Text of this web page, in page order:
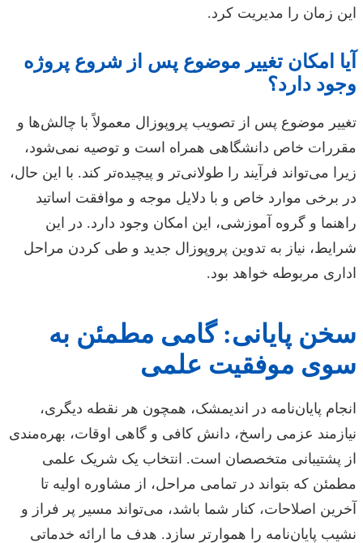
این زمان را مدیریت کرد.
آیا امکان تغییر موضوع پس از شروع پروژه
وجود دارد؟
تغییر موضوع پس از تصویب پروپوزال معمولاً با چالش‌ها و
مقررات خاص دانشگاهی همراه است و توصیه نمی‌شود،
زیرا می‌تواند فرآیند را طولانی‌تر و پیچیده‌تر کند. با این حال،
در برخی موارد خاص و با دلایل موجه و موافقت اساتید
راهنما و گروه آموزشی، این امکان وجود دارد. در این
شرایط، نیاز به تدوین پروپوزال جدید و طی کردن مراحل
اداری مربوطه خواهد بود.
سخن پایانی: گامی مطمئن به
سوی موفقیت علمی
انجام پایان‌نامه در اندیمشک، همچون هر نقطه دیگری،
نیازمند عزمی راسخ، دانش کافی و گاهی اوقات، بهره‌مندی
از پشتیبانی متخصصان است. انتخاب یک شریک علمی
مطمئن که بتواند در تمامی مراحل، از مشاوره اولیه تا
آخرین اصلاحات، کنار شما باشد، می‌تواند مسیر پر فراز و
نشیب پایان‌نامه را هموارتر سازد. هدف ما ارائه خدماتی